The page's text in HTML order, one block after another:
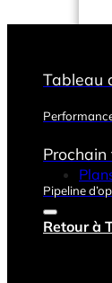
Tableau
Pipeline
Retour à